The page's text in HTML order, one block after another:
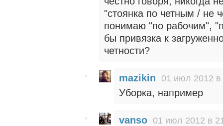
"стоянка по четным / не
понимаю "по рабочим",
бы привязка к
четности?
mazikin 01 июл 2012 в
Уборка, например
vanso 01 июл 2012 в